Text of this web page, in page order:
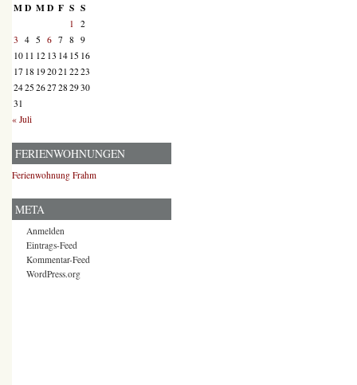
MD MD F S S
1 2
3 4 5 6 7 8 9
10 11 12 13 14 15 16
17 18 192021 2223
2425 2627 28 2930
31
« Juli
FERIENWOHNUNGEN
Ferienwohnung Frahm
META
Anmelden
Eintrags-Feed
Kommentar-Feed
WordPress.org